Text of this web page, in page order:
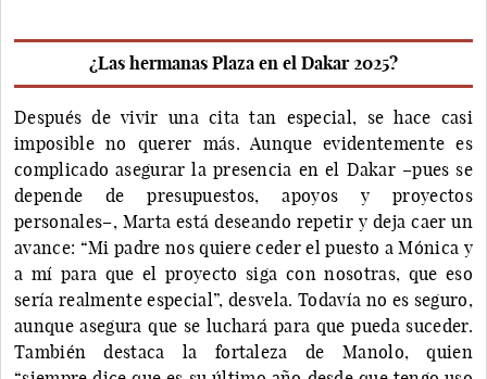
¿Las hermanas Plaza en el Dakar 2025?
Después de vivir una cita tan especial, se hace casi
imposible no querer más. Aunque evidentemente es
complicado asegurar la presencia en el Dakar –pues se
depende de presupuestos, apoyos y proyectos
personales–, Marta está deseando repetir y deja caer un
avance: “Mi padre nos quiere ceder el puesto a Mónica y
a mí para que el proyecto siga con nosotras, que eso
sería realmente especial”, desvela. Todavía no es seguro,
aunque asegura que se luchará para que pueda suceder.
También destaca la fortaleza de Manolo, quien